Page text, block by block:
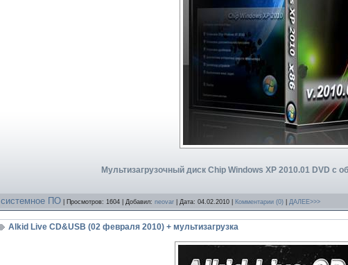
Мультизагрузочный диск Chip Windows XP 2010.01 DVD c
системное ПО | Просмотров: 1604 | Добавил: neovar | Дата: 04.02.2010 Комментарии (0) ДАЛЕЕ>>>
Alkid Live CD&USB (02 февраля 2010) + мультизагрузка